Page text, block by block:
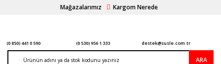
Mağazalarımız Kargom Nerede
(0 850) 441 0 590 (0 530) 956 1 333 destek@susle.com.tr
ARA